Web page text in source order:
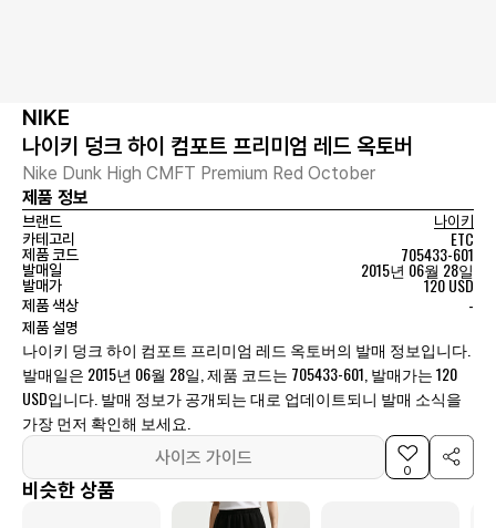
NIKE
나이키 덩크 하이 컴포트 프리미엄 레드 옥토버
Nike Dunk High CMFT Premium Red October
제품 정보
브랜드
나이키
카테고리
ETC
제품 코드 705433-601
발매일 2015년 06월 28일
발매가 120 USD
제품 색상 -
제품 설명
나이키 덩크 하이 컴포트 프리미엄 레드 옥토버의 발매 정보입니다.
발매일은 2015년 06월 28일, 제품 코드는 705433-601, 발매가는 120
USD입니다. 발매 정보가 공개되는 대로 업데이트되니 발매 소식을
가장 먼저 확인해 보세요.
사이즈 가이드
0
비슷한 상품